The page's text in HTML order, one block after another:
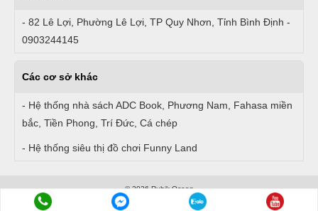
- 82 Lê Lợi, Phường Lê Lợi, TP Quy Nhơn, Tỉnh Bình Định -
0903244145
Các cơ sở khác
- Hệ thống nhà sách ADC Book, Phương Nam, Fahasa miền
bắc, Tiền Phong, Trí Đức, Cá chép
- Hệ thống siêu thị đồ chơi Funny Land
© 2026 Rubik Ocean